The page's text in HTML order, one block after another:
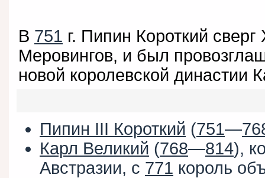
В 751 г. Пипин Короткий
Меровингов, и был
новой королевской династии
Пипин III Короткий (751—
Карл Великий (768—814),
Австразии, с 771 король